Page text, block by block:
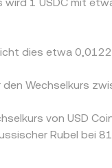
dies etwa
Wechselkurs
von USD
Rubel bei